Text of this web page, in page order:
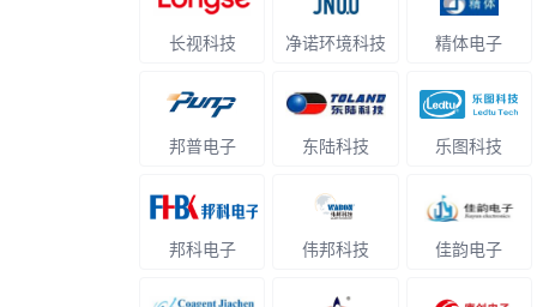
长视科技 净诺环境科技 精体电子
邦普电子 东陆科技 乐图科技
邦科电子 伟邦科技 佳韵电子